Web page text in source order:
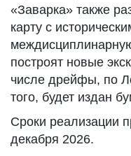
«Заварка» также
карту с
построят новые
числе дрейфы, по
того, будет издан
Сроки реализации
декабря 2026.